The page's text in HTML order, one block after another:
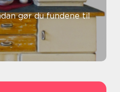
gør du fundene til